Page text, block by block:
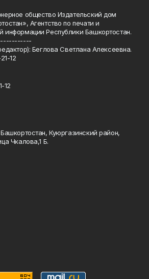
общество Издательский дом
Агентство по печати и
информации Республики Башкортостан.
Беглова Светлана Алексеевна.
12
12
Куюргазинский район,
Чкалова,1 Б.